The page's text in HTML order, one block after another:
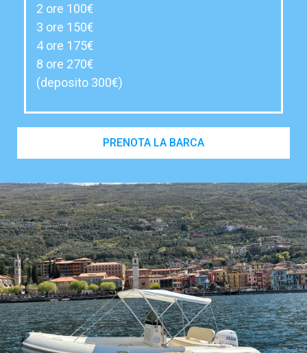
2 ore 100€
3 ore 150€
4 ore 175€
8 ore 270€
(deposito 300€)
PRENOTA LA BARCA